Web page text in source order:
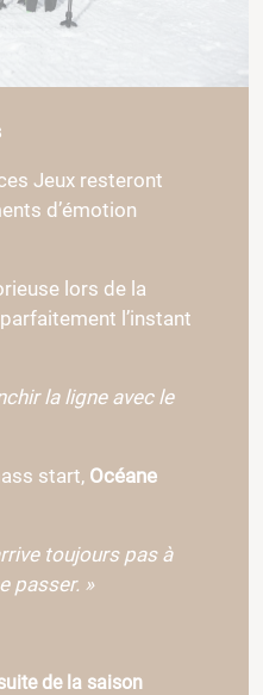
Jeux resteront
d’émotion
lors de la
l’instant
la ligne avec le
start, Océane
toujours pas à
passer. »
de la saison